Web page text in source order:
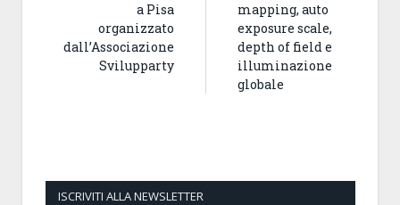
a Pisa
organizzato
dall’Associazione
Svilupparty
mapping, auto
exposure scale,
depth of field e
illuminazione
globale
ISCRIVITI ALLA NEWSLETTER